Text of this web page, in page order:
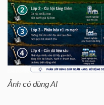
Ảnh có dùng AI
(-)
VS-
SECTOR